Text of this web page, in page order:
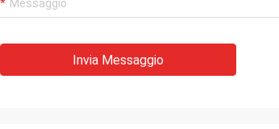
Invia Messaggio